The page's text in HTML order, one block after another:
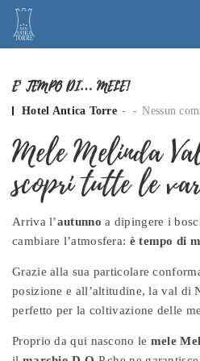
E’ TEMPO DI… MELE!
Posted by
Hotel Antica Torre Nessun
Mele Melinda
scopri tutte le
Arriva l’autunno a dipingere i
cambiare l’atmosfera: è tempo di
Grazie alla sua particolare
posizione e all’altitudine, la val di
perfetto per la coltivazione delle
Proprio da qui nascono le mele